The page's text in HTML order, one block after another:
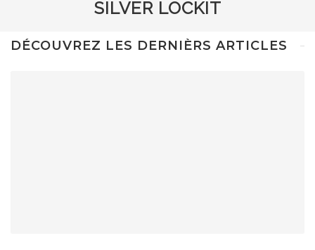
SILVER LOCKIT
DÉCOUVREZ LES DERNIÈRS ARTICLES